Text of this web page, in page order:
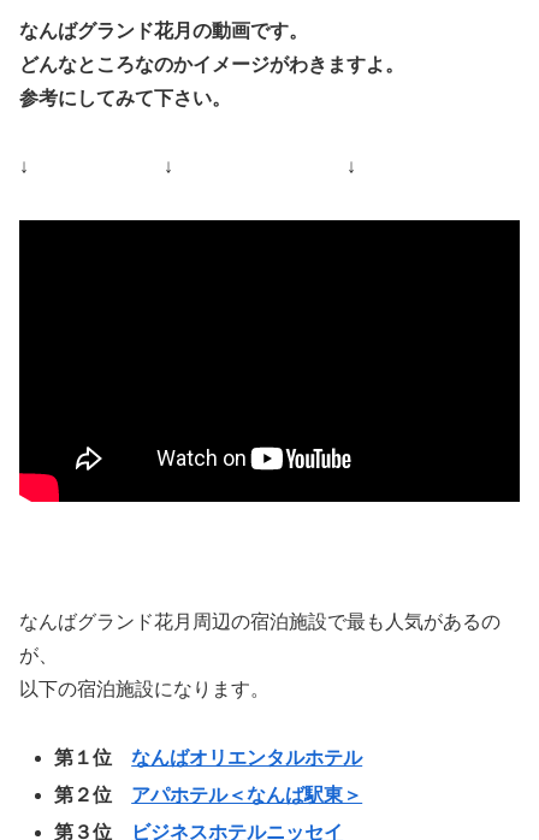
なんばグランド花月の動画です。
どんなところなのかイメージがわきますよ。
参考にしてみて下さい。
↓ ↓ ↓
なんばグランド花月周辺の宿泊施設で最も人気があるの
が、
以下の宿泊施設になります。
第１位なんばオリエンタルホテル
第２位 アパホテル＜なんば駅東＞
第３位
ビジネスホテルニッセイ